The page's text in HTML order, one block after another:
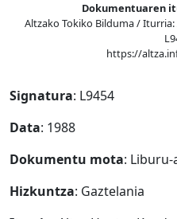
Dokumentuaren
Altzako Tokiko Bilduma /
https://
Signatura: L9454
Data: 1988
Dokumentu mota:
Hizkuntza: Gaztelania